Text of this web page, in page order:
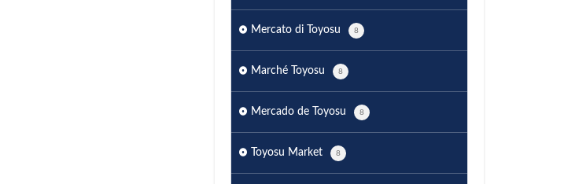
Mercato di Toyosu 8
Marché Toyosu 8
Mercado de Toyosu 8
Toyosu Market 8